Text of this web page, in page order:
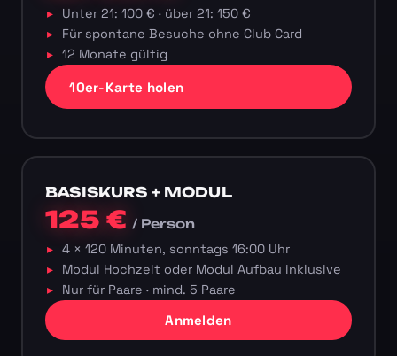
Unter 21: 100 € · über 21: 150 €
Für spontane Besuche ohne Club Card
12 Monate gültig
10er-Karte holen
BASISKURS + MODUL
125 €/ Person
4 × 120 Minuten, sonntags 16:00 Uhr
Modul Hochzeit oder Modul Aufbau inklusive
Nur für Paare · mind. 5 Paare
Anmelden